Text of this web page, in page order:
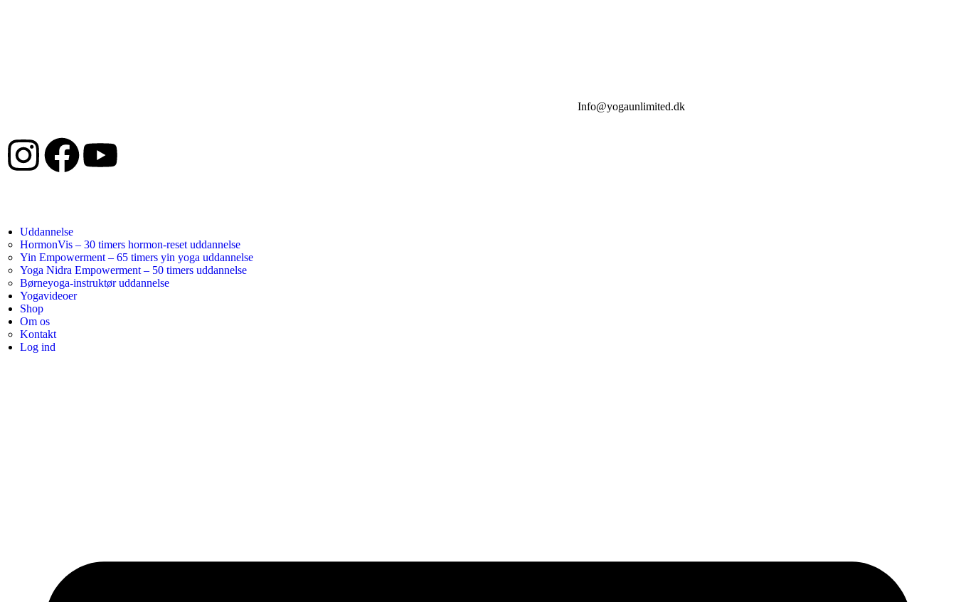
Info@yogaunlimited.dk
Uddannelse
HormonVis – 30 timers hormon-reset uddannelse
Yin Empowerment – 65 timers yin yoga uddannelse
Yoga Nidra Empowerment – 50 timers uddannelse
Børneyoga-instruktør uddannelse
Yogavideoer
Shop
Om os
Kontakt
Log ind